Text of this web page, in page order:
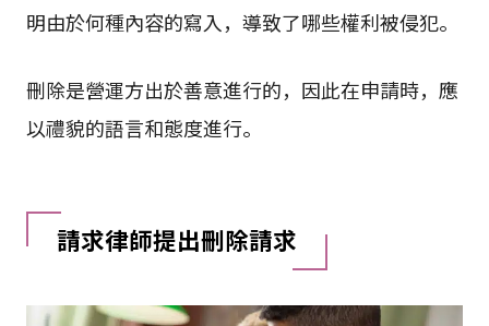
明由於何種內容的寫入，導致了哪些權利被侵犯。
刪除是營運方出於善意進行的，因此在申請時，應
以禮貌的語言和態度進行。
請求律師提出刪除請求